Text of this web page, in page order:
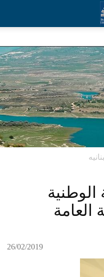
العامة
26/02/2019